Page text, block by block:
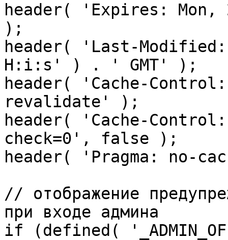
header( 'Expires: Mon,
);
header( 'Last-
H:i:s' ) . ' GMT' );
header( 'Cache-
revalidate' );
header( 'Cache-
check=0', false );
header( 'Pragma: no-
// отображение
при входе админа
if (defined(